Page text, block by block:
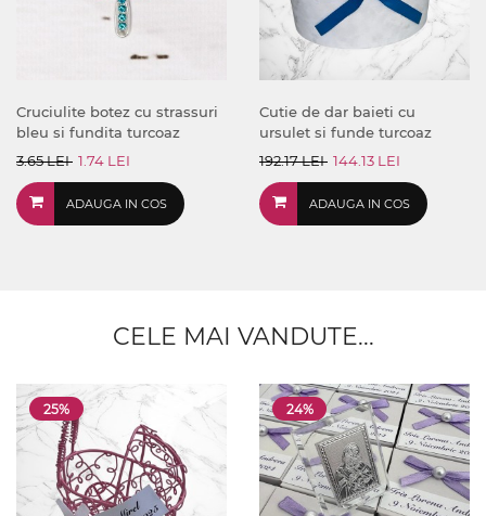
Cruciulite botez cu strassuri
bleu si fundita turcoaz
3.65 LEI 1.74 LEI
ADAUGA IN COS
Cutie de dar baieti cu
ursulet si funde turcoaz
192.17 LEI 144.13 LEI
ADAUGA IN COS
CELE MAI VANDUTE...
25% 24%